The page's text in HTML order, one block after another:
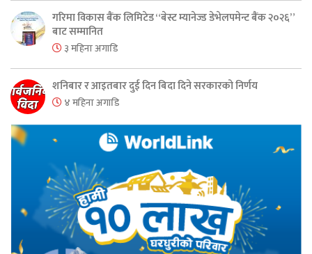
गरिमा विकास बैंक लिमिटेड “बेस्ट म्यानेज्ड डेभेलपमेन्ट बैंक २०२६”
बाट सम्मानित
३ महिना अगाडि
शनिबार र आइतबार दुई दिन बिदा दिने सरकारको निर्णय
४ महिना अगाडि